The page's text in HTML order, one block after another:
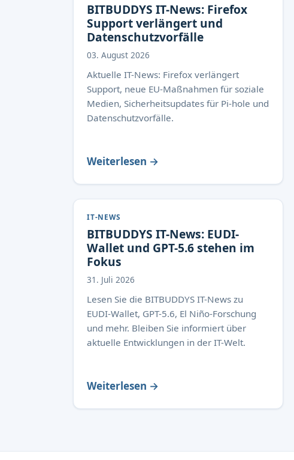
BITBUDDYS IT-News: Firefox
Support verlängert und
Datenschutzvorfälle
03. August 2026
Aktuelle IT-News: Firefox verlängert
Support, neue EU-Maßnahmen für soziale
Medien, Sicherheitsupdates für Pi-hole und
Datenschutzvorfälle.
Weiterlesen →
IT-NEWS
BITBUDDYS IT-News: EUDI-
Wallet und GPT-5.6 stehen im
Fokus
31. Juli 2026
Lesen Sie die BITBUDDYS IT-News zu
EUDI-Wallet, GPT-5.6, El Niño-Forschung
und mehr. Bleiben Sie informiert über
aktuelle Entwicklungen in der IT-Welt.
Weiterlesen →